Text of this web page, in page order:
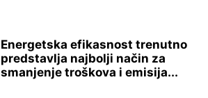
Energetska efikasnost trenutno
predstavlja najbolji način za
smanjenje troškova i emisija...